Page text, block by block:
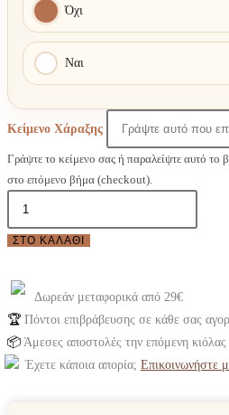
Όχι
Ναι
Κείμενο Χάραξης
Γράψτε το κείμενο σας ή παραλείψτε αυτό το
στο επόμενο βήμα (checkout).
Giltie
ΣΤΟ ΚΑΛΆΘΙ
Δωρεάν μεταφορικά από 29€
🏆 Πόντοι επιβράβευσης σε κάθε σας
📦 Άμεσες αποστολές την επόμενη
Έχετε κάποια απορία; Επικοινωνήστε